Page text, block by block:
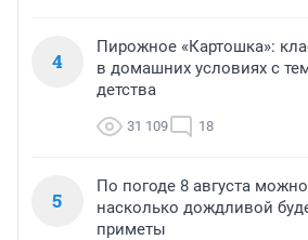
4
Пирожное «Картошка»:
в домашних условиях с
детства
31 109 18
5
По погоде 8 августа
насколько дождливой
приметы